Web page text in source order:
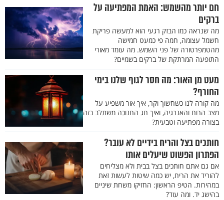
חם יותר מהשמש: האמת המפתיעה על
ברקים
מה שנראה כמו הבזק רגעי הוא למעשה פריקת
חשמל עצומה, חמה פי כמעט חמישה
מהטמפרטורה של פני השמש. מה עומד מאורי
התופעה המרתקת של ברקים בשמיים?
מעט מן האור: מה חסר לגוף שלנו בימי
החורף?
מה קורה לנו כשחשוך וקר, איך אור משפיע על
מצב הרוח והאנרגיה, ואיך חג החנוכה משתלב בזה
בצורה מפתיעה וטבעית?
חותכים בצל והריח בידיים לא עובר?
הפתרון הפשוט שיעלים אותו
אם גם אתם חותכים בצל בבית ולא מצליחים
להוריד את הריח, יש כמה שיטות לעשות זאת
במהירות. הטיפ הראשון: החזיקו משחת שיניים
בהישג יד. ומה עוד?